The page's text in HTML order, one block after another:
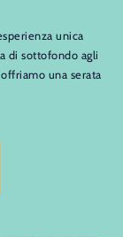
unica
di sottofondo agli
una serata